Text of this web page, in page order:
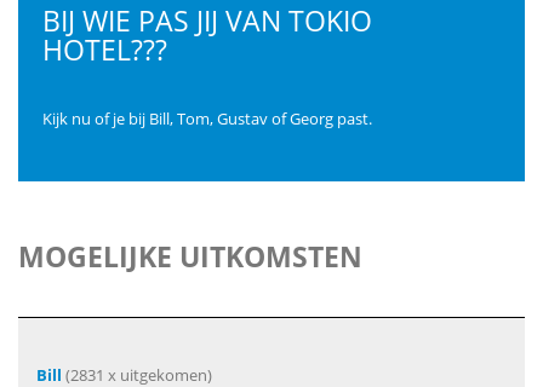
BIJ WIE PAS JIJ VAN TOKIO
HOTEL???
Kijk nu of je bij Bill, Tom, Gustav of Georg past.
MOGELIJKE UITKOMSTEN
Bill (2831 x uitgekomen)